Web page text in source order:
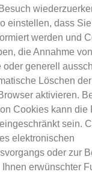
einstellen, dass
werden und
die Annahme
oder generell
Löschen
aktivieren.
Cookies kann die
sein.
elektronischen
oder zur
Ihnen erwünschter